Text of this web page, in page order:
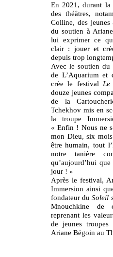
En 2021, durant la
des théâtres,
Colline, des jeunes
du soutien à
lui exprimer ce
clair : jouer et
depuis trop
Avec le soutien du
de L’Aquarium et
crée le festival Le
douze jeunes
de la
Tchekhov mis en
la troupe
« Enfin ! Nous ne
mon Dieu, six
être humain, tout
notre tanière
qu’aujourd’hui
jour ! »
Après le festival,
Immersion ainsi
fondateur duSoleil
Mnouchkine de
reprenant les
de jeunes
Ariane Bégoin au